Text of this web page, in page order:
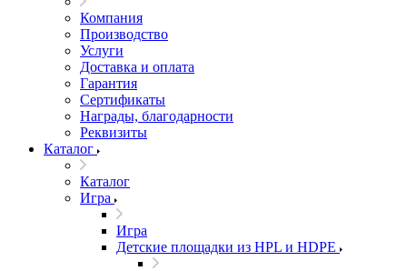
Компания
Производство
Услуги
Доставка и оплата
Гарантия
Сертификаты
Награды, благодарности
Реквизиты
Каталог
Каталог
Игра
Игра
Детские площадки из HPL и HDPE